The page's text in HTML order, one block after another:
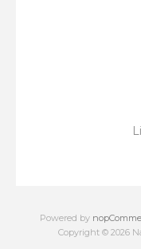
Powered by
Copyright © 2026